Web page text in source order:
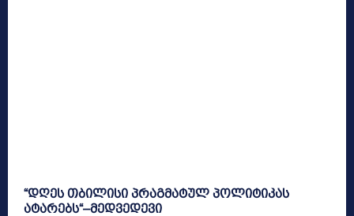
“დღეს თბილისი პრაგმატულ პოლიტიკას
ატარებს“–მედვედევი